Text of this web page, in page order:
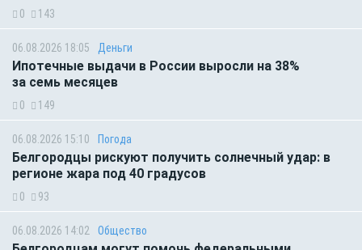
0 143
06.08.2026 18:05 Деньги
Ипотечные выдачи в России выросли на 38%
за семь месяцев
0 149
06.08.2026 15:10 Погода
Белгородцы рискуют получить солнечный удар: в
регионе жара под 40 градусов
0 93
06.08.2026 14:02 Общество